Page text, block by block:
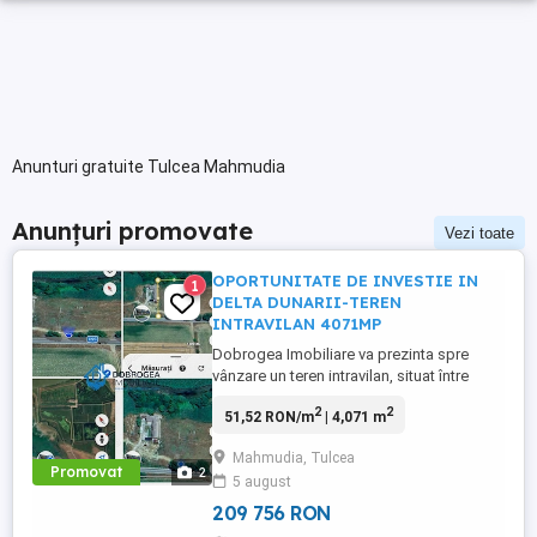
Anunturi gratuite Tulcea Mahmudia
Anunțuri promovate Vezi toate
Promovat 2
1
OPORTUNITATE DE INVESTIE IN
DELTA DUNARII-TEREN
INTRAVILAN 4071MP
Dobrogea Imobiliare va prezinta spre
vânzare un teren intravilan, situat între
potențial turistic deosebit. Proprietatea
ieșire în Dunăre, fiind ideală pentru
dezvoltarea unei afaceri în domeniul
turismului. Avantaje: Teren ...
51,52 RON/m2| 4,071 m2
Mahmudia, Tulcea
5 august
209 756 RON